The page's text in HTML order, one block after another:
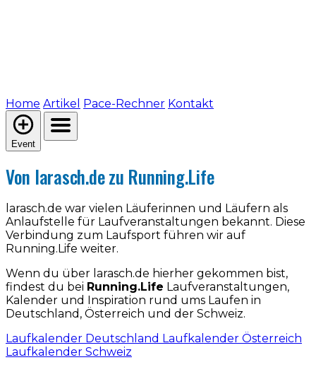
Home Artikel Pace-Rechner Kontakt
Event
Von larasch.de zu Running.Life
larasch.de war vielen Läuferinnen und Läufern als
Anlaufstelle für Laufveranstaltungen bekannt. Diese
Verbindung zum Laufsport führen wir auf
Running.Life weiter.
Wenn du über larasch.de hierher gekommen bist,
findest du bei Running.Life Laufveranstaltungen,
Kalender und Inspiration rund ums Laufen in
Deutschland, Österreich und der Schweiz.
Laufkalender Deutschland Laufkalender Österreich
Laufkalender Schweiz